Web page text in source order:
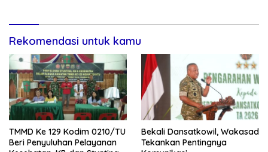
Rekomendasi untuk kamu
TMMD Ke 129 Kodim 0210/TU
Beri Penyuluhan Pelayanan
Bekali Dansatkowil, Wakasad
Tekankan Pentingnya